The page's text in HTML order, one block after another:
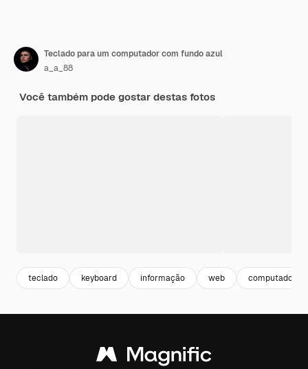
Teclado para um computador com fundo azul
a_a_88
Você também pode gostar destas fotos
teclado keyboard informação web computador pc